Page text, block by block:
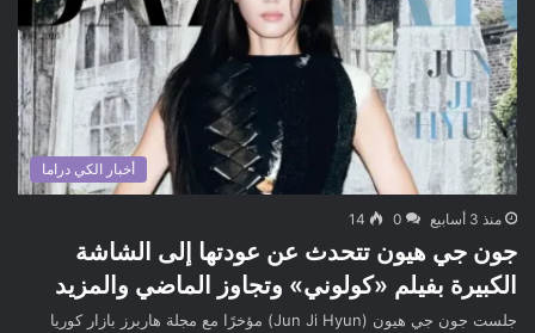
أخبار الكي دراما
منذ 3 أسابيع 0
14
جون جي هيون تتحدث عن عودتها إلى الشاشة
الكبيرة بفيلم «كولوني» وتجاوز الماضي والمزيد
جلست جون جي هيون (Jun Ji Hyun) مؤخرًا مع مجلة هاربرز بازار كوريا